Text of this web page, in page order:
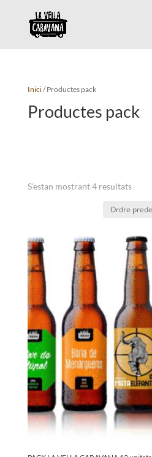
Inici/ Productes pack
Productes pack
S'estan mostrant 4 resultats